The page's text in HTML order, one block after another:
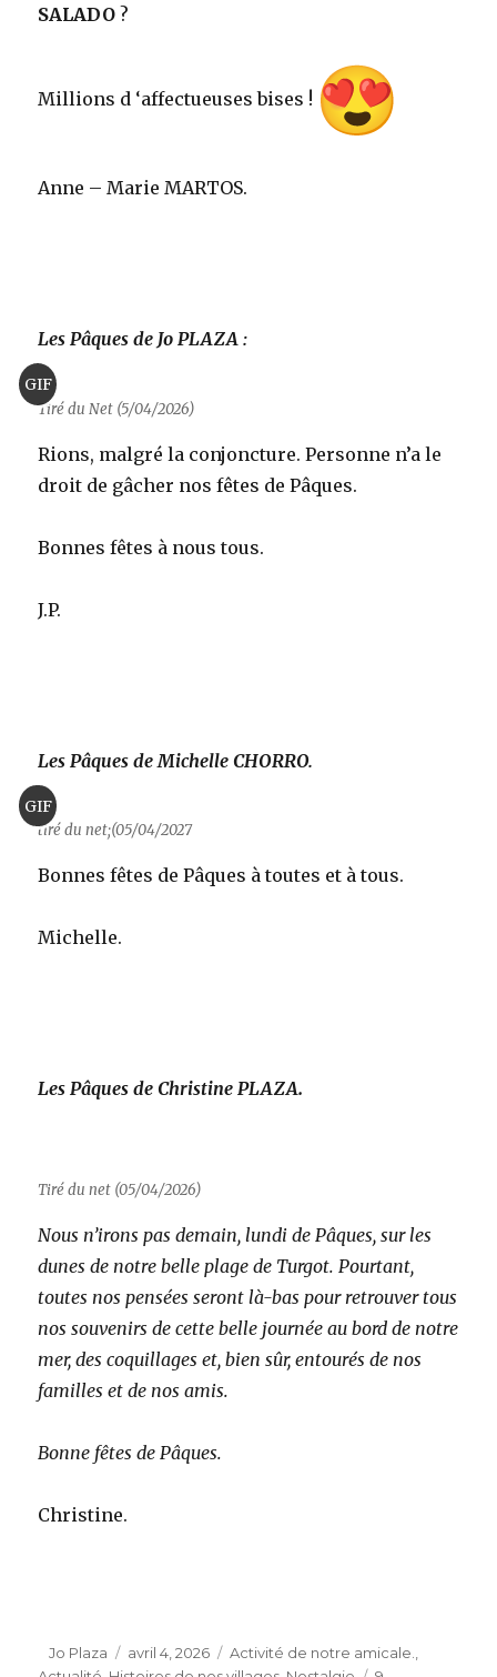
SALADO ?
Millions d ‘affectueuses bises !
Anne – Marie MARTOS.
Les Pâques de Jo PLAZA :
GIF
Tiré du Net (5/04/2026)
Rions, malgré la conjoncture. Personne n’a le
droit de gâcher nos fêtes de Pâques.
Bonnes fêtes à nous tous.
J.P.
Les Pâques de Michelle CHORRO.
GIF
tiré du net;(05/04/2027
Bonnes fêtes de Pâques à toutes et à tous.
Michelle.
Les Pâques de Christine PLAZA.
Tiré du net (05/04/2026)
Nous n’irons pas demain, lundi de Pâques, sur les
dunes de notre belle plage de Turgot. Pourtant,
toutes nos pensées seront là-bas pour retrouver tous
nos souvenirs de cette belle journée au bord de notre
mer, des coquillages et, bien sûr, entourés de nos
familles et de nos amis.
Bonne fêtes de Pâques.
Christine.
Auteur
Jo Plaza
Publié
avril 4, 2026 Catégories
Activité de notre amicale.